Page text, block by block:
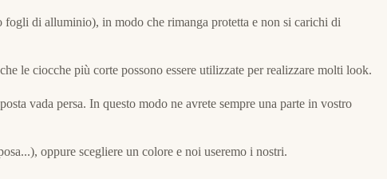
di alluminio), in modo che rimanga protetta e non si carichi di
le ciocche più corte possono essere utilizzate per realizzare molti look.
vada persa. In questo modo ne avrete sempre una parte in vostro
oppure scegliere un colore e noi useremo i nostri.